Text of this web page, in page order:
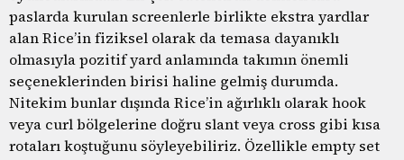
paslarda kurulan screenlerle birlikte ekstra yardlar
alan Rice’in fiziksel olarak da temasa dayanıklı
olmasıyla pozitif yard anlamında takımın önemli
seçeneklerinden birisi haline gelmiş durumda.
Nitekim bunlar dışında Rice’in ağırlıklı olarak hook
veya curl bölgelerine doğru slant veya cross gibi kısa
rotaları koştuğunu söyleyebiliriz. Özellikle empty set